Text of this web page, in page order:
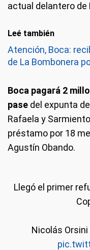
actual delantero de
Leé también
Atención, Boca:
de La Bombonera
Boca pagará 2
pase del expunta
Rafaela y
préstamo por 18
Agustín Obando.
Llegó el primer
Nicolás